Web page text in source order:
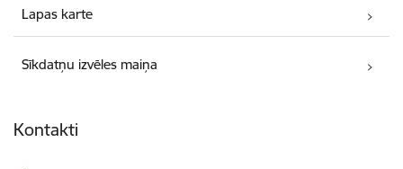
Lapas karte
Sīkdatņu izvēles maiņa
Kontakti